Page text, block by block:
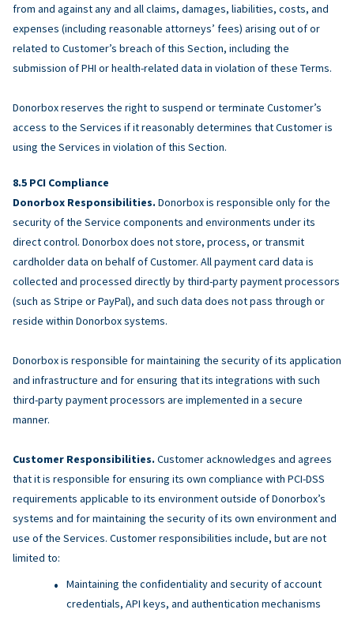
from and against any and all claims, damages, liabilities, costs, and
expenses (including reasonable attorneys’ fees) arising out of or
related to Customer’s breach of this Section, including the
submission of PHI or health-related data in violation of these Terms.
Donorbox reserves the right to suspend or terminate Customer’s
access to the Services if it reasonably determines that Customer is
using the Services in violation of this Section.
PCI Compliance
Donorbox Responsibilities. Donorbox is responsible only for the
security of the Service components and environments under its
direct control. Donorbox does not store, process, or transmit
cardholder data on behalf of Customer. All payment card data is
collected and processed directly by third-party payment processors
(such as Stripe or PayPal), and such data does not pass through or
reside within Donorbox systems.
Donorbox is responsible for maintaining the security of its application
and infrastructure and for ensuring that its integrations with such
third-party payment processors are implemented in a secure
manner.
Customer Responsibilities. Customer acknowledges and agrees
that it is responsible for ensuring its own compliance with PCI-DSS
requirements applicable to its environment outside of Donorbox’s
systems and for maintaining the security of its own environment and
use of the Services. Customer responsibilities include, but are not
limited to:
Maintaining the confidentiality and security of account
credentials, API keys, and authentication mechanisms